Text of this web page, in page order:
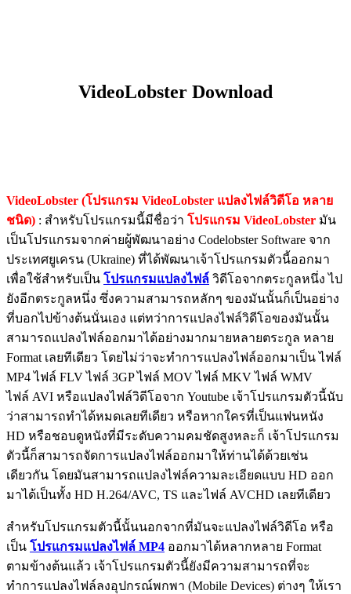
VideoLobster Download
VideoLobster (โปรแกรม VideoLobster แปลงไฟล์วิดีโอ หลาย
ชนิด) : สำหรับโปรแกรมนี้มีชื่อว่า โปรแกรม VideoLobster มัน
เป็นโปรแกรมจากค่ายผู้พัฒนาอย่าง Codelobster Software จาก
ประเทศยูเครน (Ukraine) ที่ได้พัฒนาเจ้าโปรแกรมตัวนี้ออกมา
เพื่อใช้สำหรับเป็น โปรแกรมแปลงไฟล์ วิดีโอจากตระกูลหนึ่ง ไป
ยังอีกตระกูลหนึ่ง ซึ่งความสามารถหลักๆ ของมันนั้นก็เป็นอย่าง
ที่บอกไปข้างต้นนั่นเอง แต่ทว่าการแปลงไฟล์วิดีโอของมันนั้น
สามารถแปลงไฟล์ออกมาได้อย่างมากมายหลายตระกูล หลาย
Format เลยทีเดียว โดยไม่ว่าจะทำการแปลงไฟล์ออกมาเป็น ไฟล์
MP4 ไฟล์ FLV ไฟล์ 3GP ไฟล์ MOV ไฟล์ MKV ไฟล์ WMV
ไฟล์ AVI หรือแปลงไฟล์วิดีโอจาก Youtube เจ้าโปรแกรมตัวนี้นับ
ว่าสามารถทำได้หมดเลยทีเดียว หรือหากใครที่เป็นแฟนหนัง
HD หรือชอบดูหนังที่มีระดับความคมชัดสูงหละก็ เจ้าโปรแกรม
ตัวนี้ก็สามารถจัดการแปลงไฟล์ออกมาให้ท่านได้ด้วยเช่น
เดียวกัน โดยมันสามารถแปลงไฟล์ความละเอียดแบบ HD ออก
มาได้เป็นทั้ง HD H.264/AVC, TS และไฟล์ AVCHD เลยทีเดียว
สำหรับโปรแกรมตัวนี้นั้นนอกจากที่มันจะแปลงไฟล์วิดีโอ หรือ
เป็น โปรแกรมแปลงไฟล์ MP4 ออกมาได้หลากหลาย Format
ตามข้างต้นแล้ว เจ้าโปรแกรมตัวนี้ยังมีความสามารถที่จะ
ทำการแปลงไฟล์ลงอุปกรณ์พกพา (Mobile Devices) ต่างๆ ให้เรา